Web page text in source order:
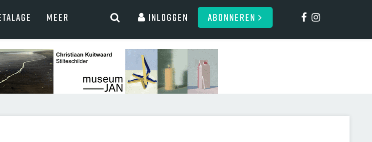
MEER Inloggen ABONNEREN